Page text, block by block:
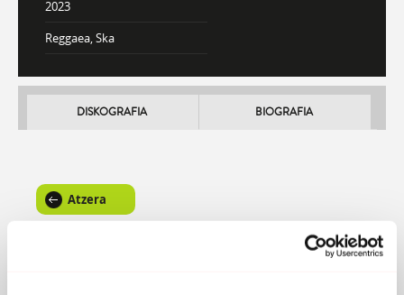
2023
Reggaea, Ska
DISKOGRAFIA BIOGRAFIA
Atzera
Eraman nazazu (ft. Marte Lasarte)